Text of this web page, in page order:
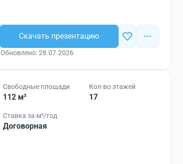
Скачать презентацию
Обновлено: 28.07.2026
Свободные площади
112 м²
Кол-во этажей
17
Ставка за м²/год
Договорная